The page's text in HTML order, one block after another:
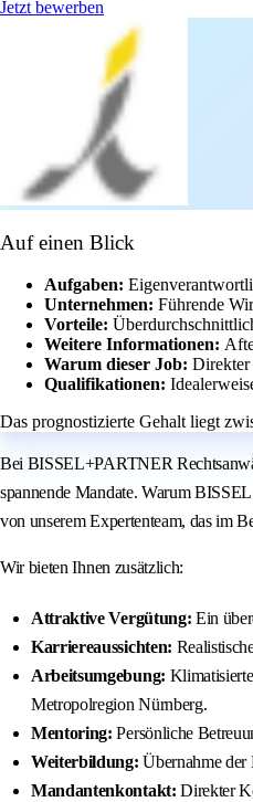
Jetzt bewerben
Auf einen Blick
Aufgaben:
Unternehmen: Führende
Vorteile:
Weitere Informationen:
Warum dieser Job: Direkter
Qualifikationen:
Das prognostizierte Gehalt liegt
Bei BISSEL+PARTNER
spannende Mandate. Warum
von unserem Expertenteam, das im
Wir bieten Ihnen zusätzlich:
Attraktive Vergütung: Ein
Karriereaussichten:
Arbeitsumgebung:
Metropolregion Nürnberg.
Mentoring: Persönliche
Weiterbildung: Übernahme der
Mandantenkontakt: Direkter